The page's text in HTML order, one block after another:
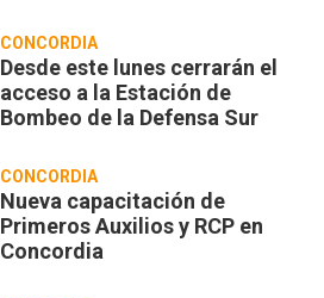
CONCORDIA
Desde este lunes cerrarán el
acceso a la Estación de
Bombeo de la Defensa Sur
CONCORDIA
Nueva capacitación de
Primeros Auxilios y RCP en
Concordia